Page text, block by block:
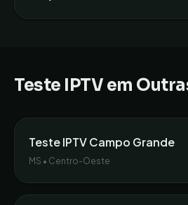
Teste IPTV em
Teste IPTVCampo Grande
MS • Centro-Oeste